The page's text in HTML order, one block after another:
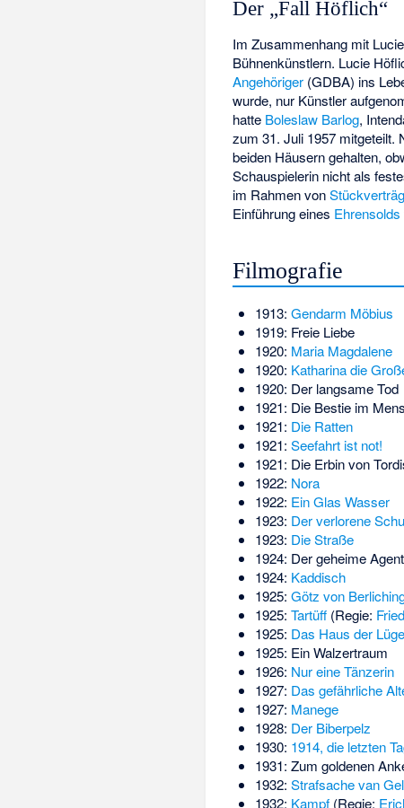
Der „Fall Höflich“
Im Zusammenhang mit
Bühnenkünstlern. Lucie
Angehöriger (GDBA) ins
wurde, nur Künstler
hatte Boleslaw Barlog,
zum 31. Juli 1957 mitgeteilt.
beiden Häusern gehalten,
Schauspielerin nicht als
im Rahmen von
Einführung eines Ehrensolds
Filmografie
1913: Gendarm Möbius
1919: Freie Liebe
1920: Maria Magdalene
1920: Katharina die
1920: Der langsame Tod
1921: Die Bestie im
1921: Die Ratten
1921: Seefahrt ist not!
1921: Die Erbin von
1922: Nora
1922: Ein Glas Wasser
1923: Der verlorene
1923: Die Straße
1924: Der geheime Agent
1924: Kaddisch
1925: Götz von
1925: Tartüff(Regie:
1925: Das Haus der Lüge
1925: Ein Walzertraum
1926: Nur eine Tänzerin
1927: Das gefährliche
1927: Manege
1928: Der Biberpelz
1930: 1914, die letzten
1931: Zum goldenen
1932: Strafsache van
1932: Kampf(Regie: